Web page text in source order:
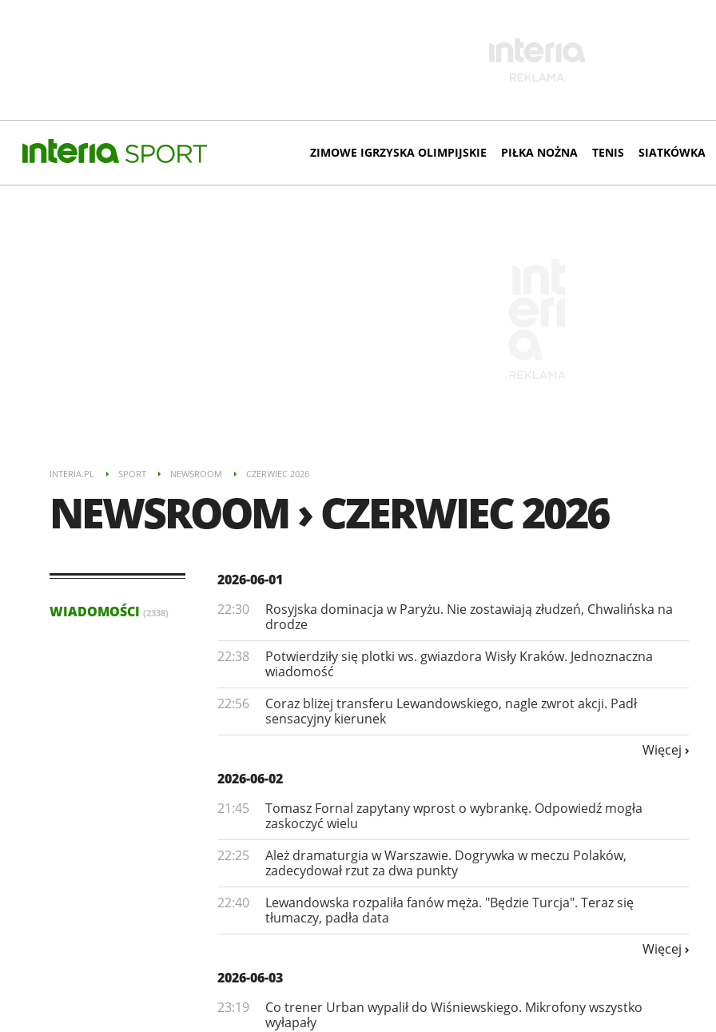
ZIMOWE IGRZYSKA OLIMPIJSKIE PIŁKA NOŻNA TENIS SIATKÓWKA
INTERIA.PL SPORT NEWSROOM CZERWIEC 2026
NEWSROOM › CZERWIEC 2026
WIADOMOŚCI (2338)
2026-06-01
22:30
Rosyjska dominacja w Paryżu. Nie zostawiają złudzeń, Chwalińska na
drodze
22:38
Potwierdziły się plotki ws. gwiazdora Wisły Kraków. Jednoznaczna
wiadomość
22:56
Coraz bliżej transferu Lewandowskiego, nagle zwrot akcji. Padł
sensacyjny kierunek
Więcej
2026-06-02
21:45
Tomasz Fornal zapytany wprost o wybrankę. Odpowiedź mogła
zaskoczyć wielu
22:25
Ależ dramaturgia w Warszawie. Dogrywka w meczu Polaków,
zadecydował rzut za dwa punkty
22:40
Lewandowska rozpaliła fanów męża. "Będzie Turcja". Teraz się
tłumaczy, padła data
Więcej
2026-06-03
23:19
Co trener Urban wypalił do Wiśniewskiego. Mikrofony wszystko
wyłapały